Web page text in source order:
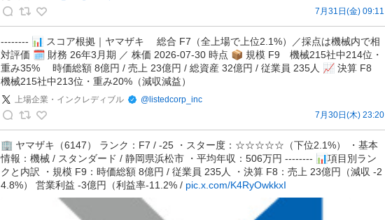
7月31日(金) 09:11
-------- 📊 スコア根拠｜ヤマザキ 総合 F7（全上場で上位2.1%）／採点は機械内で相
対評価 🗓 財務 26年3月期 ／ 株価 2026-07-30 時点 📦 規模 F9 機械215社中214位・
重み35% 時価総額 8億円 / 売上 23億円 / 総資産 32億円 / 従業員 235人 📈 決算 F8
機械215社中213位・重み20%（減収減益）
上場企業・インクレディブル @listedcorp_inc
7月30日(木) 23:20
🏢 ヤマザキ（6147） ランク：F7 / -25 ・スター度：☆☆☆☆☆（下位2.1%） ・基本
情報：機械 / スタンダード / 静岡県浜松市 ・平均年収：506万円 -------- 📊項目別ラン
クと内訳 ・規模 F9：時価総額 8億円 / 従業員 235人 ・決算 F8：売上 23億円（減収 -2
4.8%） 営業利益 -3億円（利益率-11.2% / pic.x.com/K4RyOwkkxI